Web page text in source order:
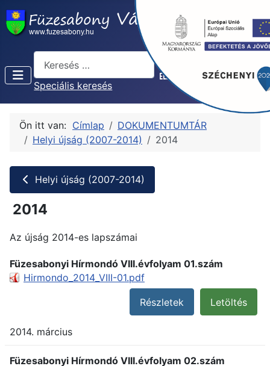
Keresés...
Speciális keresés
Ön itt van: Címlap
DOKUMENTUMTÁR
Helyi újság (2007-2014)
2014
Helyi újság (2007-2014)
2014
Az újság 2014-es lapszámai
Füzesabonyi Hírmondó VIII.évfolyam 01.szám
Hirmondo_2014_VIII-01.pdf
Letöltés
Részletek
2014. március
Füzesabonyi Hírmondó VIII.évfolyam 02.szám